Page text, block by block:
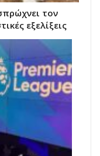
τον
εξελίξεις